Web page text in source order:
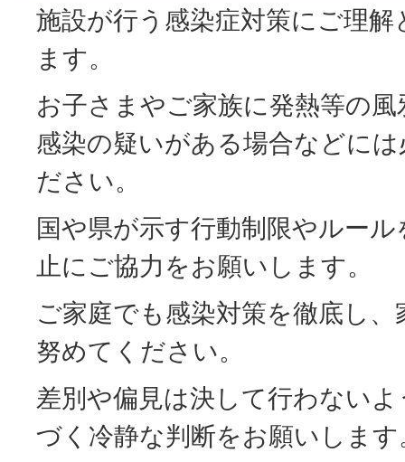
施設が行う感染症対策にご理
ます。
お子さまやご家族に発熱等の
感染の疑いがある場合などに
ださい。
国や県が示す行動制限やルー
止にご協力をお願いします。
ご家庭でも感染対策を徹底し
努めてください。
差別や偏見は決して行わない
づく冷静な判断をお願いします